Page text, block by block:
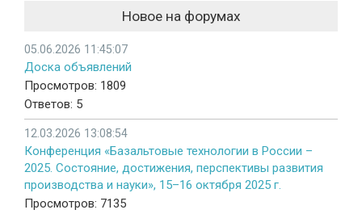
Новое на форумах
05.06.2026 11:45:07
Доска объявлений
Просмотров: 1809
Ответов: 5
12.03.2026 13:08:54
Конференция «Базальтовые технологии в России –
2025. Состояние, достижения, перспективы развития
производства и науки», 15–16 октября 2025 г.
Просмотров: 7135